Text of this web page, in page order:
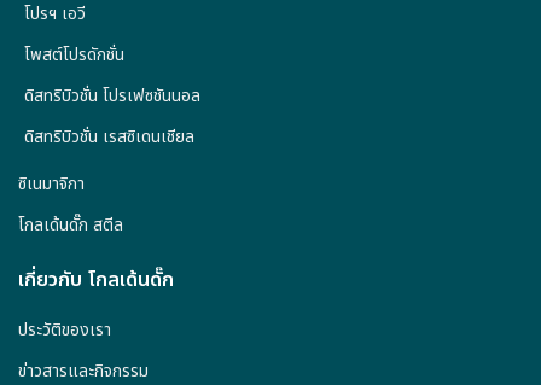
ดิสทริบิวชั่น เรสซิเดนเชียล
ดิสทริบิวชั่น โปรเฟซชันนอล
โพสต์โปรดักชั่น
โปรฯ เอวี
ซิเนมาจิกา
โกลเด้นดั๊ก สตีล
เกี่ยวกับ โกลเด้นดั๊ก
ประวัติของเรา
ข่าวสารและกิจกรรม